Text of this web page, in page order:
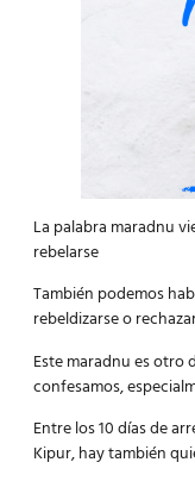
La palabra maradnu
rebelarse
También podemos
rebeldizarse o
Este maradnu es otro
confesamos,
Entre los 10 días de
Kipur, hay también